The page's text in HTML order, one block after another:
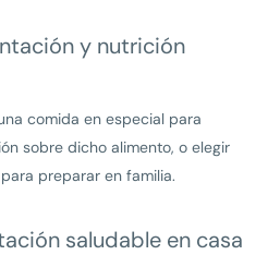
y nutrición
comida en especial para
sobre dicho alimento, o elegir
preparar en familia.
saludable en casa